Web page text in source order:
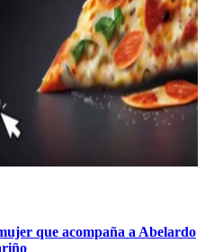
que acompaña a Abelardo